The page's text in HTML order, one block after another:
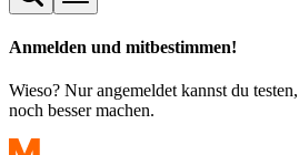
Anmelden und mitbestimmen!
Wieso? Nur angemeldet kannst du
noch besser machen.